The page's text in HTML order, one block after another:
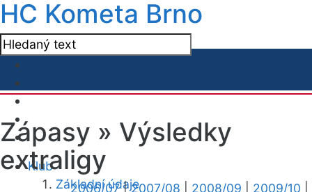
HC Kometa Brno
Klub
Základní údaje
Zápasy » Výsledky
extraligy
2006/07|2007/08 2008/09 2009/10